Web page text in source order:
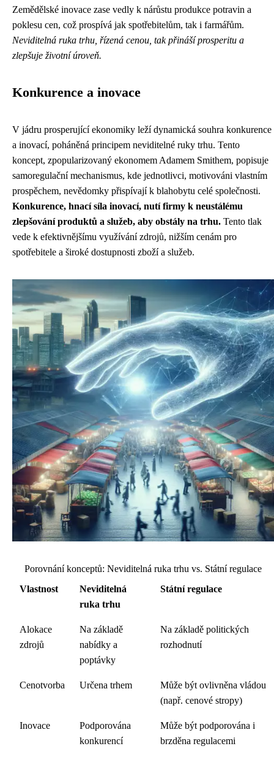
Zemědělské inovace zase vedly k nárůstu produkce potravin a
poklesu cen, což prospívá jak spotřebitelům, tak i farmářům.
Neviditelná ruka trhu, řízená cenou, tak přináší prosperitu a
zlepšuje životní úroveň.
Konkurence a inovace
V jádru prosperující ekonomiky leží dynamická souhra konkurence
a inovací, poháněná principem neviditelné ruky trhu. Tento
koncept, zpopularizovaný ekonomem Adamem Smithem, popisuje
samoregulační mechanismus, kde jednotlivci, motivováni vlastním
prospěchem, nevědomky přispívají k blahobytu celé společnosti.
Konkurence, hnací síla inovací, nutí firmy k neustálému
zlepšování produktů a služeb, aby obstály na trhu. Tento tlak
vede k efektivnějšímu využívání zdrojů, nižším cenám pro
spotřebitele a široké dostupnosti zboží a služeb.
Porovnání konceptů: Neviditelná ruka trhu vs. Státní regulace
Vlastnost
Neviditelná
ruka trhu
Státní regulace
Alokace
zdrojů
Na základě
nabídky a
poptávky
Na základě politických
rozhodnutí
Cenotvorba Určena trhem
Může být ovlivněna vládou
(např. cenové stropy)
Inovace
Podporována
konkurencí
Může být podporována i
brzděna regulacemi